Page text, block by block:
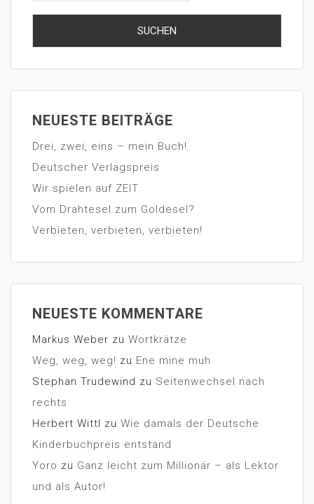
NEUESTE BEITRÄGE
Drei, zwei, eins – mein Buch!
Deutscher Verlagspreis
Wir spielen auf ZEIT
Vom Drahtesel zum Goldesel?
Verbieten, verbieten, verbieten!
NEUESTE KOMMENTARE
Markus Weber zu Wortkrätze
Weg, weg, weg! zu Ene mine muh
Stephan Trudewind zu Seitenwechsel nach
rechts
Herbert Wittl zu Wie damals der Deutsche
Kinderbuchpreis entstand
Yoro zu Ganz leicht zum Millionär – als Lektor
und als Autor!